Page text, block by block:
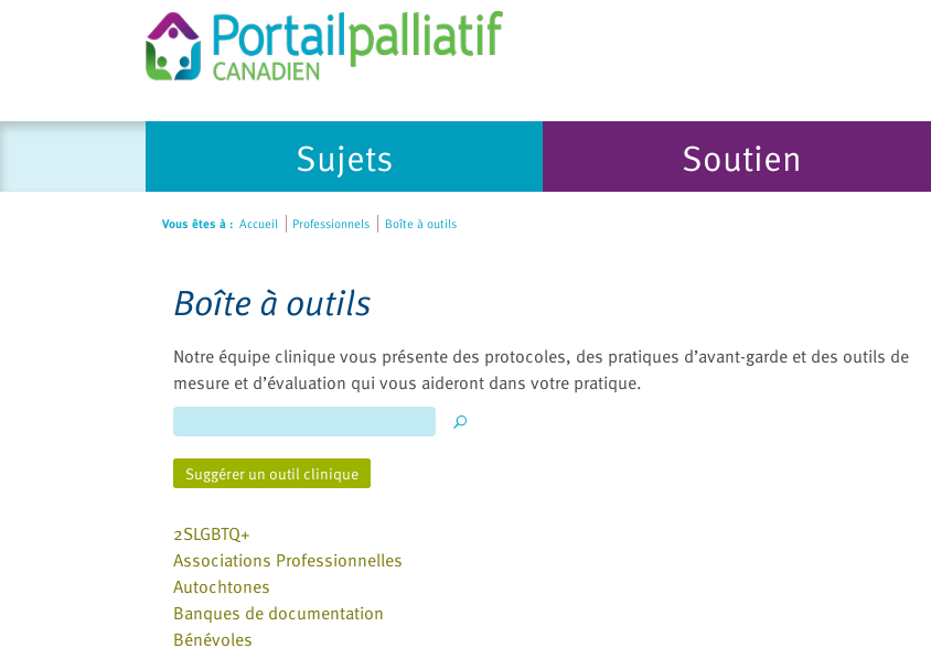
Sujets Soutien
Vous êtes à : Accueil Professionnels Boîte à outils
Boîte à outils
Notre équipe clinique vous présente des protocoles, des pratiques d’avant-garde et des outils de
mesure et d’évaluation qui vous aideront dans votre pratique.
Suggérer un outil clinique
2SLGBTQ+
Associations Professionnelles
Autochtones
Banques de documentation
Bénévoles